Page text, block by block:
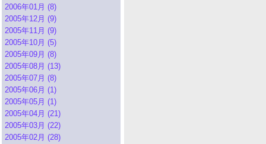
2006年01月 (8)
2005年12月 (9)
2005年11月 (9)
2005年10月 (5)
2005年09月 (8)
2005年08月 (13)
2005年07月 (8)
2005年06月 (1)
2005年05月 (1)
2005年04月 (21)
2005年03月 (22)
2005年02月 (28)